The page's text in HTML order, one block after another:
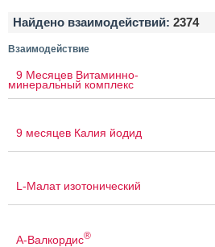
Найдено взаимодействий: 2374
Взаимодействие
9 Месяцев Витаминно-
минеральный комплекс
9 месяцев Калия йодид
L-Малат изотонический
А-Валкордис®